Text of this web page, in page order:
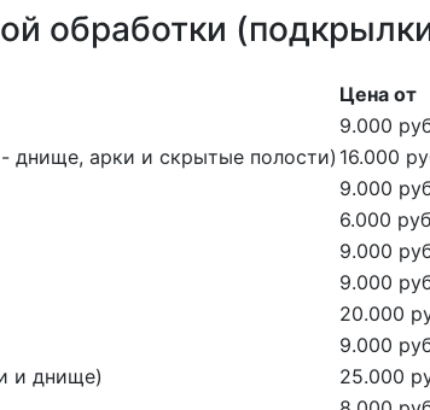
обработки
Цена от
9.000
днище, арки и скрытые полости) 16.000
9.000
6.000
9.000
9.000
20.000
9.000
и днище)
25.000